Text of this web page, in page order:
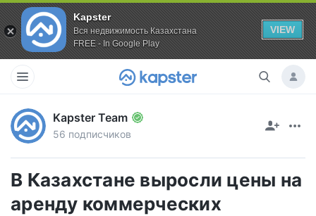
Kapster
Вся недвижимость Казахстана
FREE - In Google Play
VIEW
Kapster Team
56 подписчиков
В Казахстане выросли цены на
аренду коммерческих